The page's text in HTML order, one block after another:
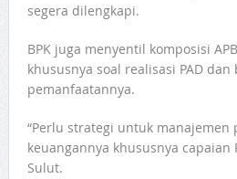
segera dilengkapi.
BPK juga menyentil komposisi
khususnya soal realisasi PAD dan
pemanfaatannya.
“Perlu strategi untuk manajemen
keuangannya khususnya capaian
Sulut.